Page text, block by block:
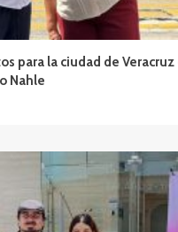
para la ciudad de Veracruz
Nahle